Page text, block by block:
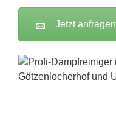
Jetzt anfragen